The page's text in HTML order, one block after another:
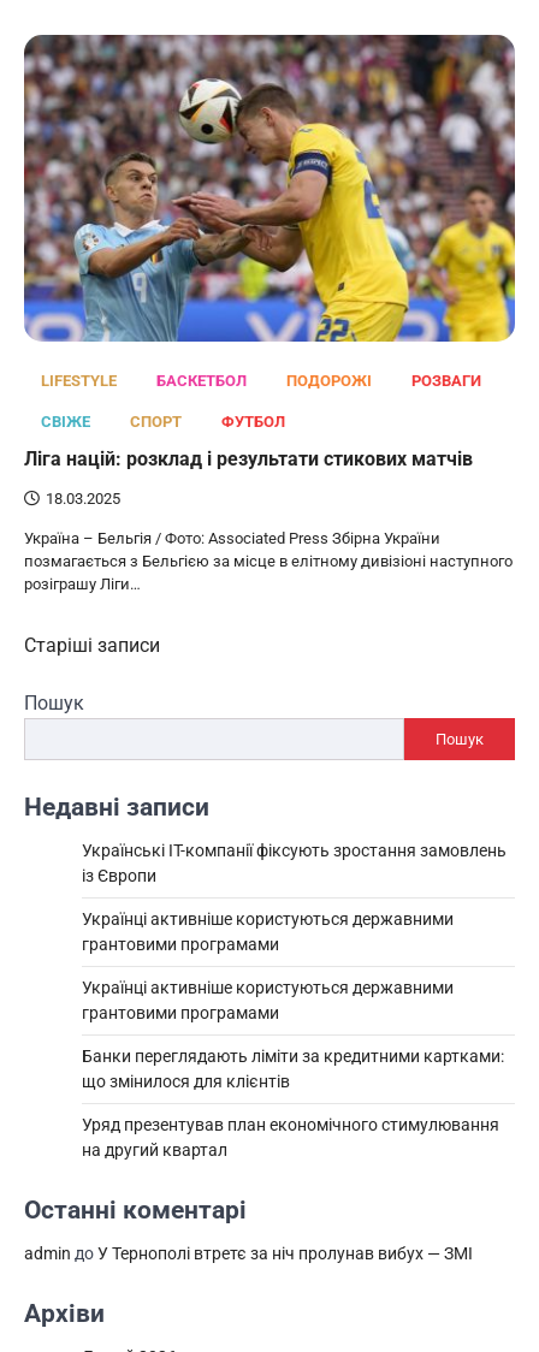
LIFESTYLE БАСКЕТБОЛ ПОДОРОЖІ РОЗВАГИ
СВІЖЕ СПОРТ ФУТБОЛ
Ліга націй: розклад і результати стикових матчів
18.03.2025
Україна – Бельгія / Фото: Associated Press Збірна України
позмагається з Бельгією за місце в елітному дивізіоні наступного
розіграшу Ліги…
Навігація
записами
Старіші записи
Пошук
Пошук
Недавні записи
Українські IT-компанії фіксують зростання замовлень
із Європи
Українці активніше користуються державними
грантовими програмами
Українці активніше користуються державними
грантовими програмами
Банки переглядають ліміти за кредитними картками:
що змінилося для клієнтів
Уряд презентував план економічного стимулювання
на другий квартал
Останні коментарі
admin доУ Тернополі втретє за ніч пролунав вибух — ЗМІ
Архіви